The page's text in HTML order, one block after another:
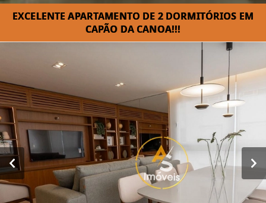
EXCELENTE APARTAMENTO DE 2 DORMITÓRIOS EM
CAPÃO DA CANOA!!!